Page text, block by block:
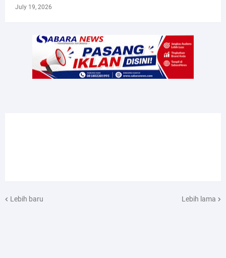
July 19, 2026
Lebih baru Lebih lama